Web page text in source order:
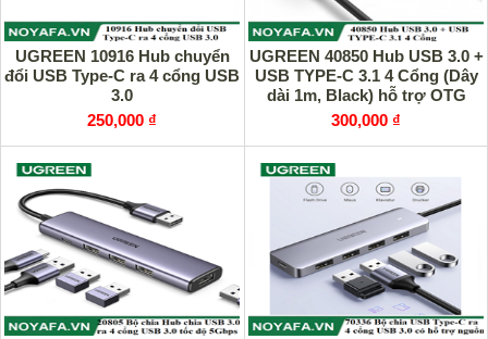
UGREEN 10916 Hub chuyển
đổi USB Type-C ra 4 cổng USB
3.0
250,000 ₫
UGREEN 40850 Hub USB 3.0 +
USB TYPE-C 3.1 4 Cổng (Dây
dài 1m, Black) hỗ trợ OTG
300,000 ₫